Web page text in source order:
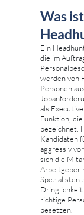
Was
Ein
die im
werden von
Personen
als
Funktion,
bezeichnet.
Kandidaten
aggressiv
sich die
Arbeitgeber
Spezialisten
Dringlichkeit
richtige
besetzen.